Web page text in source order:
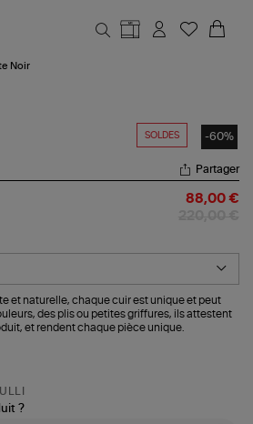
Noir
SOLDES -60%
Partager
88,00 €
et naturelle, chaque cuir est unique et peut
des plis ou petites griffures, ils attestent
et rendent chaque pièce unique.
?